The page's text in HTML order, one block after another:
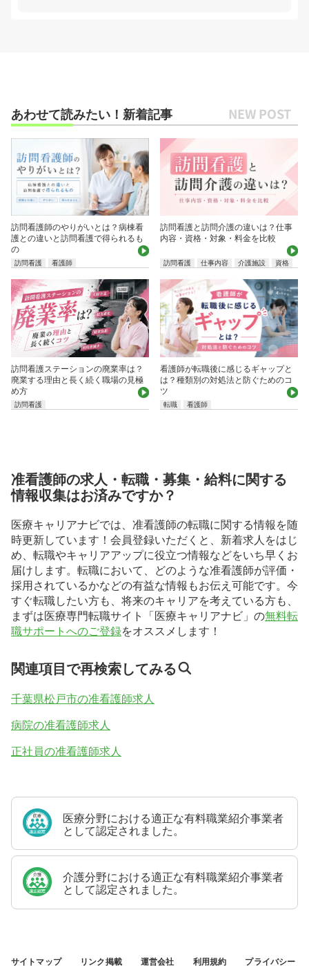
あわせて読みたい！新着記事
訪問看護師のやりがいとは？病棟看
護との違いと訪問看護で得られるも
の
訪問看護 看護師
訪問看護と訪問介護の違いは？仕事
内容・資格・対象・料金を比較
訪問看護 仕事内容 介護施設 資格
訪問看護ステーションの廃業率は？
廃業する理由と長く続く職場の見極
め方
訪問看護
看護師が転職後に感じるギャップと
は？種類別の対処法と防ぐためのコ
ツ
転職 看護師
准看護師の求人・転職・募集・給料に関する
情報収集はお済みですか？
医療キャリアナビでは、准看護師の転職に関する情報を随
時更新しています！会員登録いただくと、新着求人をはじ
め、転職やキャリアアップに役立つ情報などをいち早くお
届けします。転職において、どのような准看護師が評価・
採用されているかなどの有益な情報もお伝え可能です。今
すぐ転職したい方も、将来のキャリアを考えている方も、
まずは医療専門転職サイト「医療キャリアナビ」の無料転
職サポートへのご登録をオススメします！
関連項目で再検索してみる
千葉県松戸市の准看護師求人
病院の准看護師求人
正社員の准看護師求人
医療分野における適正な有料職業紹介事業者
として認定されました。
介護分野における適正な有料職業紹介事業者
として認定されました。
サイトマップ リンク掲載 運営会社 利用規約 プライバシー